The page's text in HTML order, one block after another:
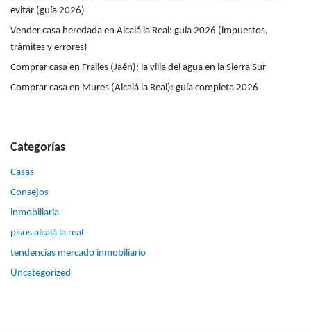
evitar (guía 2026)
Vender casa heredada en Alcalá la Real: guía 2026 (impuestos,
trámites y errores)
Comprar casa en Frailes (Jaén): la villa del agua en la Sierra Sur
Comprar casa en Mures (Alcalá la Real): guía completa 2026
Categorías
Casas
Consejos
inmobiliaria
pisos alcalá la real
tendencias mercado inmobiliario
Uncategorized